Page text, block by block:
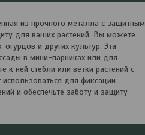
из прочного металла с защитным
для ваших растений. Вы можете
и других культур. Эта
в мини-парниках или для
к ней стебли или ветки растений с
для фиксации
и обеспечьте заботу и защиту